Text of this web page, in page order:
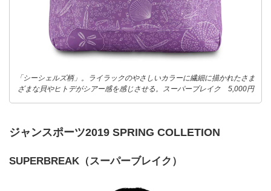
「シーシェルズ柄」。ライラックのやさしいカラーに繊細に描かれたさま
ざまな貝やヒトデがシアー感を感じさせる。スーパーブレイク 5,000円
ジャンスポーツ2019 SPRING COLLETION
SUPERBREAK（スーパーブレイク）